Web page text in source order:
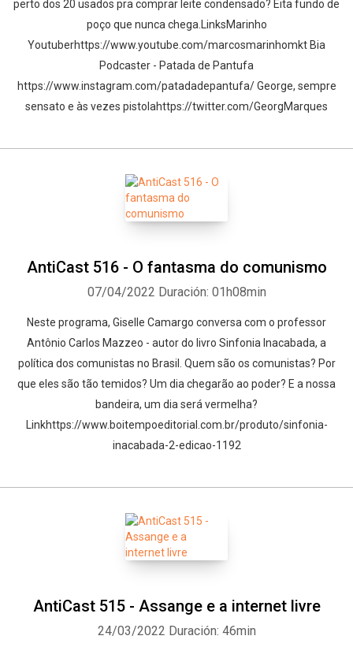
perto dos 20 usados pra comprar leite condensado? Eita fundo de
poço que nunca chega.LinksMarinho
Youtuberhttps://www.youtube.com/marcosmarinhomkt Bia
Podcaster - Patada de Pantufa
https://www.instagram.com/patadadepantufa/ George, sempre
sensato e às vezes pistolahttps://twitter.com/GeorgMarques
AntiCast 516 - O fantasma do comunismo
07/04/2022 Duración: 01h08min
Neste programa, Giselle Camargo conversa com o professor
Antônio Carlos Mazzeo - autor do livro Sinfonia Inacabada, a
política dos comunistas no Brasil. Quem são os comunistas? Por
que eles são tão temidos? Um dia chegarão ao poder? E a nossa
bandeira, um dia será vermelha?
Linkhttps://www.boitempoeditorial.com.br/produto/sinfonia-
inacabada-2-edicao-1192
AntiCast 515 - Assange e a internet livre
24/03/2022 Duración: 46min